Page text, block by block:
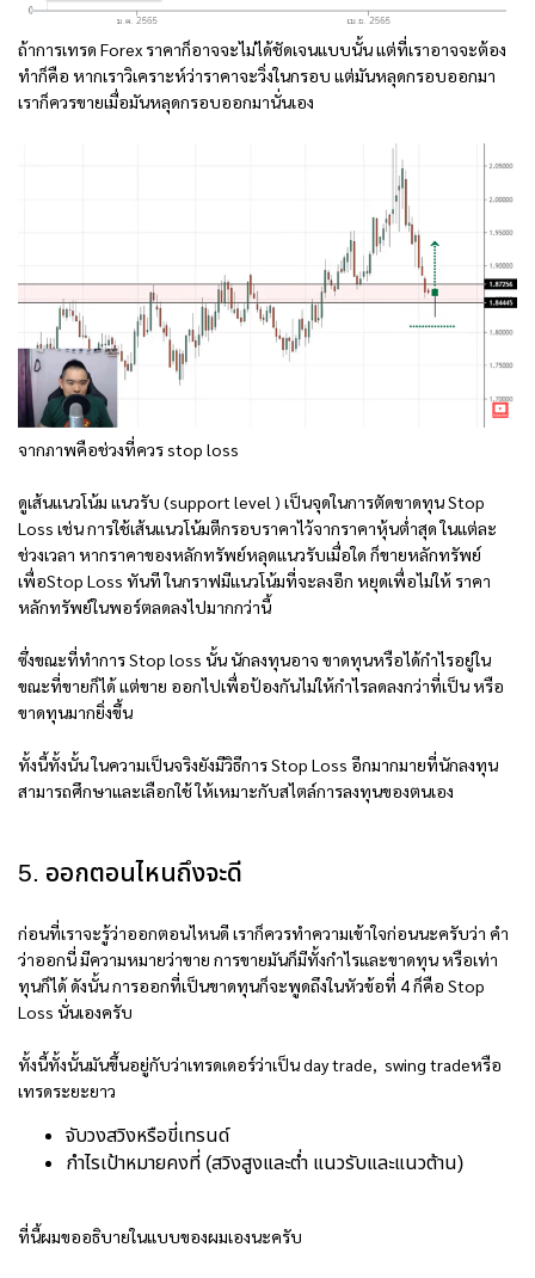
ถ้าการเทรด Forex ราคาก็อาจจะไม่ได้ชัดเจนแบบนั้น แต่ที่เราอาจจะต้อง
ทำก็คือ หากเราวิเคราะห์ว่าราคาจะวิ่งในกรอบ แต่มันหลุดกรอบออกมา
เราก็ควรขายเมื่อมันหลุดกรอบออกมานั่นเอง
จากภาพคือช่วงที่ควร stop loss
ดูเส้นแนวโน้ม แนวรับ (support level ) เป็นจุดในการตัดขาดทุน Stop
Loss เช่น การใช้เส้นแนวโน้มตีกรอบราคาไว้จากราคาหุ้นต่ำสุด ในแต่ละ
ช่วงเวลา หากราคาของหลักทรัพย์หลุดแนวรับเมื่อใด ก็ขายหลักทรัพย์
เพื่อStop Loss ทันที ในกราฟมีแนวโน้มที่จะลงอีก หยุดเพื่อไม่ให้ ราคา
หลักทรัพย์ในพอร์ตลดลงไปมากกว่านี้
ซึ่งขณะที่ทำการ Stop loss นั้น นักลงทุนอาจ ขาดทุนหรือได้กำไรอยู่ใน
ขณะที่ขายก็ได้ แต่ขาย ออกไปเพื่อป้องกันไม่ให้กำไรลดลงกว่าที่เป็น หรือ
ขาดทุนมากยิ่งขึ้น
ทั้งนี้ทั้งนั้น ในความเป็นจริงยังมีวิธีการ Stop Loss อีกมากมายที่นักลงทุน
สามารถศึกษาและเลือกใช้ ให้เหมาะกับสไตล์การลงทุนของตนเอง
5. ออกตอนไหนถึงจะดี
ก่อนที่เราจะรู้ว่าออกตอนไหนดี เราก็ควรทำความเข้าใจก่อนนะครับว่า คำ
ว่าออกนี่ มีความหมายว่าขาย การขายมันก็มีทั้งกำไรและขาดทุน หรือเท่า
ทุนก็ได้ ดังนั้น การออกที่เป็นขาดทุนก็จะพูดถึงในหัวข้อที่ 4 ก็คือ Stop
Loss นั่นเองครับ
ทั้งนี้ทั้งนั้นมันขึ้นอยู่กับว่าเทรดเดอร์ว่าเป็น day trade, swing tradeหรือ
เทรดระยะยาว
จับวงสวิงหรือขี่เทรนด์
กำไรเป้าหมายคงที่ (สวิงสูงและต่ำ แนวรับและแนวต้าน)
ที่นี้ผมขออธิบายในแบบของผมเองนะครับ